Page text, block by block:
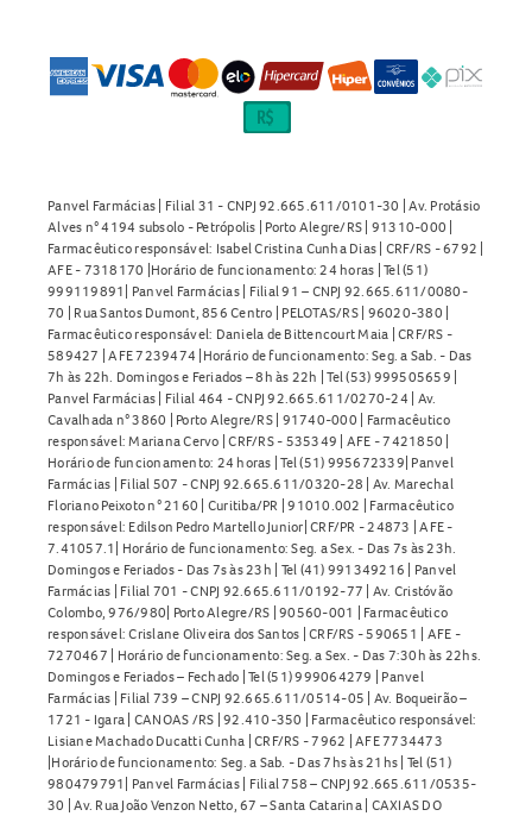
Panvel Farmácias | Filial 31 - CNPJ 92.665.611/0101-30 | Av. Protásio
Alves n° 4194 subsolo - Petrópolis | Porto Alegre/RS | 91310-000 |
Farmacêutico responsável: Isabel Cristina Cunha Dias | CRF/RS - 6792 |
AFE - 7318170 |Horário de funcionamento: 24 horas | Tel (51)
999119891| Panvel Farmácias | Filial 91 – CNPJ 92.665.611/0080-
70 | Rua Santos Dumont, 856 Centro | PELOTAS/RS | 96020-380 |
Farmacêutico responsável: Daniela de Bittencourt Maia | CRF/RS -
589427 | AFE 7239474 |Horário de funcionamento: Seg. a Sab. - Das
7h às 22h. Domingos e Feriados – 8h às 22h | Tel (53) 999505659 |
Panvel Farmácias | Filial 464 - CNPJ 92.665.611/0270-24 | Av.
Cavalhada n° 3860 | Porto Alegre/RS | 91740-000 | Farmacêutico
responsável: Mariana Cervo | CRF/RS - 535349 | AFE - 7421850 |
Horário de funcionamento: 24 horas | Tel (51) 995672339| Panvel
Farmácias | Filial 507 - CNPJ 92.665.611/0320-28 | Av. Marechal
Floriano Peixoto n° 2160 | Curitiba/PR | 91010.002 | Farmacêutico
responsável: Edilson Pedro Martello Junior| CRF/PR - 24873 | AFE -
7.41057.1| Horário de funcionamento: Seg. a Sex. - Das 7s às 23h.
Domingos e Feriados - Das 7s às 23h | Tel (41) 991349216 | Panvel
Farmácias | Filial 701 - CNPJ 92.665.611/0192-77 | Av. Cristóvão
Colombo, 976/980| Porto Alegre/RS | 90560-001 | Farmacêutico
responsável: Crislane Oliveira dos Santos | CRF/RS - 590651 | AFE -
7270467 | Horário de funcionamento: Seg. a Sex. - Das 7:30h às 22hs.
Domingos e Feriados – Fechado | Tel (51) 999064279 | Panvel
Farmácias | Filial 739 – CNPJ 92.665.611/0514-05 | Av. Boqueirão –
1721 - Igara | CANOAS /RS | 92.410-350 | Farmacêutico responsável:
Lisiane Machado Ducatti Cunha | CRF/RS - 7962 | AFE 7734473
|Horário de funcionamento: Seg. a Sab. - Das 7hs às 21hs | Tel (51)
980479791| Panvel Farmácias | Filial 758 – CNPJ 92.665.611/0535-
30 | Av. Rua João Venzon Netto, 67 – Santa Catarina | CAXIAS DO